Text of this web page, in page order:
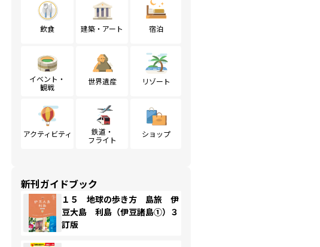
飲食 建築・アート 宿泊
イベント・
観戦
世界遺産 リゾート
アクティビティ
鉄道・
フライト
ショップ
新刊ガイドブック
１５ 地球の歩き方 島旅 伊
豆大島 利島（伊豆諸島①）３
訂版